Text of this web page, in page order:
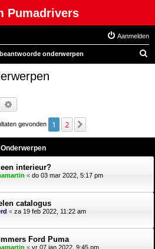
Pumadrivers
Aanmelden
onderwerpen
Zoek
gevonden 1 2
Onderwerpen
interieur?
« do 03 mar 2022, 5:17 pm
catalogus
« za 19 feb 2022, 11:22 am
Ford Puma
« vr 07 jan 2022, 9:45 pm